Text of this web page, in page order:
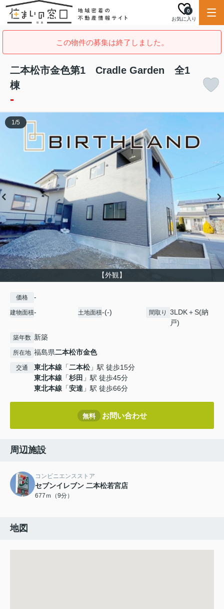
お気に入り
0
この物件の募集は終了しました。
二本松市金色第1 Cradle Garden 全1
棟
-
【外観】
1/5
価格 -
建物面積- 土地面積-(-) 間取り
3LDK＋S(納
戸)
築年数 新築
所在地 福島県二本松市金色
交通 東北本線 「二本松」駅 徒歩15分
東北本線 「杉田 」駅 徒歩45分
東北本線 「安達 」駅 徒歩66分
無料 お問い合わせ
周辺施設
コンビニエンスストア
セブンイレブン 二本松若宮店
677ｍ（9分）
地図